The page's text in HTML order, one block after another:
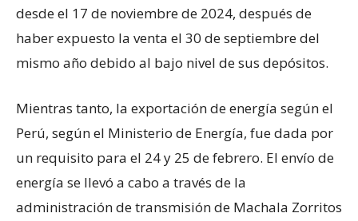
desde el 17 de noviembre de 2024, después de
haber expuesto la venta el 30 de septiembre del
mismo año debido al bajo nivel de sus depósitos.
Mientras tanto, la exportación de energía según el
Perú, según el Ministerio de Energía, fue dada por
un requisito para el 24 y 25 de febrero. El envío de
energía se llevó a cabo a través de la
administración de transmisión de Machala Zorritos